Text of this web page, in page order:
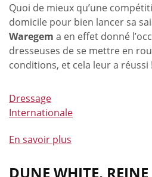
Quoi de mieux qu’une
domicile pour bien lancer sa
Waregem a en effet donné
dresseuses de se mettre en
conditions, et cela leur a réussi !
Dressage
Internationale
En savoir plus
de
DUNE WHITE, REINE